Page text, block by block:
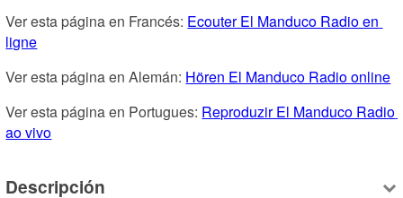
Ver esta página en Francés: Ecouter El Manduco Radio en
ligne
Ver esta página en Alemán: Hören El Manduco Radio online
Ver esta página en Portugues: Reproduzir El Manduco Radio
ao vivo
Descripción